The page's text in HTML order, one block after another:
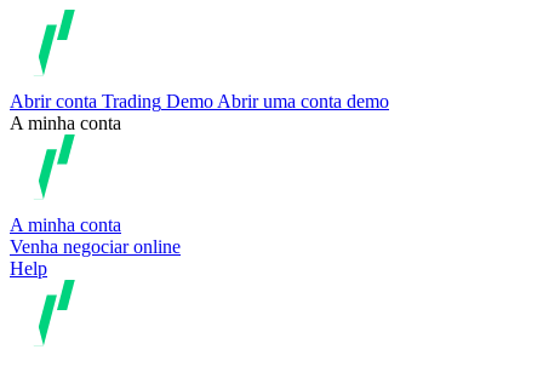
Abrir conta Trading Demo Abrir uma conta demo
A minha conta
A minha conta
Venha negociar online
Help